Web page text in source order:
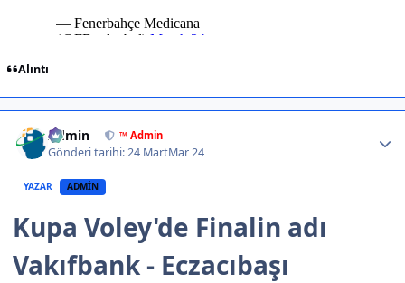
Alıntı
Admin ™ Admin
Gönderi tarihi:24 MartMar 24
YAZAR ADMIN
Kupa Voley'de Finalin adı
Vakıfbank - Eczacıbaşı